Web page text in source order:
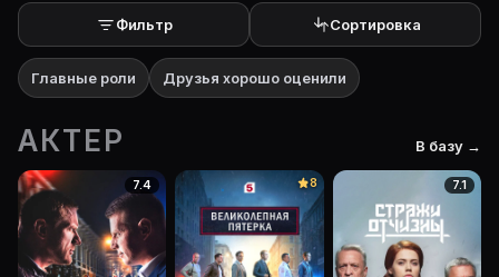
Фильтр Сортировка
Главные роли Друзья хорошо оценили
АКТЕР В базу →
7.4 8 7.1